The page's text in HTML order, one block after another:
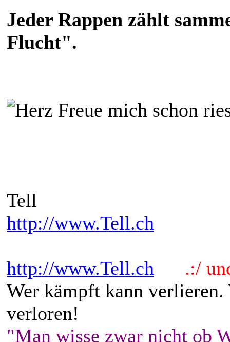
Jeder Rappen zählt
Flucht".
Freue mich schon
Tell
http://www.Tell.ch
http://www.Tell.ch
.:/
Wer kämpft kann
verloren!
"Man wisse zwar nicht ob